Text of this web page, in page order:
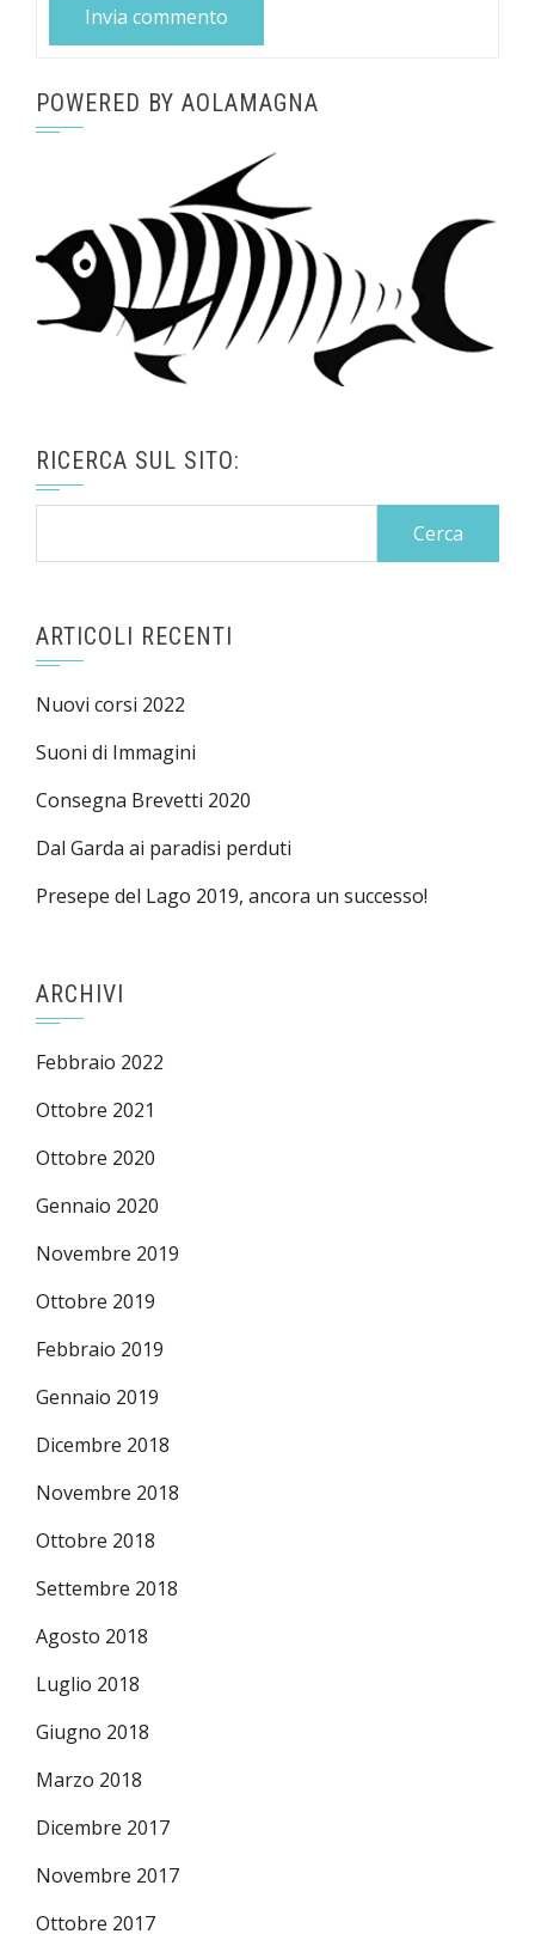
POWERED BY AOLAMAGNA
RICERCA SUL SITO:
ARTICOLI RECENTI
Nuovi corsi 2022
Suoni di Immagini
Consegna Brevetti 2020
Dal Garda ai paradisi perduti
Presepe del Lago 2019, ancora un successo!
ARCHIVI
Febbraio 2022
Ottobre 2021
Ottobre 2020
Gennaio 2020
Novembre 2019
Ottobre 2019
Febbraio 2019
Gennaio 2019
Dicembre 2018
Novembre 2018
Ottobre 2018
Settembre 2018
Agosto 2018
Luglio 2018
Giugno 2018
Marzo 2018
Dicembre 2017
Novembre 2017
Ottobre 2017